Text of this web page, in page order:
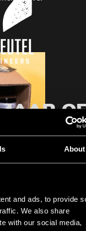
About
and ads, to provide
We also share
with our social media,
jaar
&